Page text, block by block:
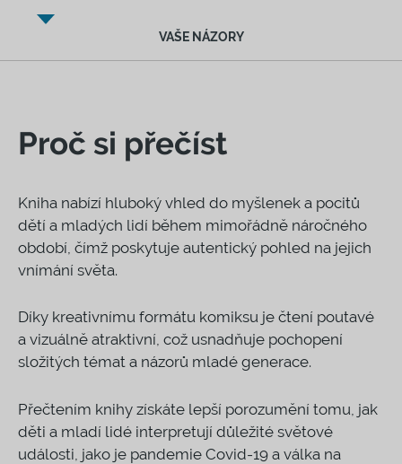
VAŠE NÁZORY
Proč si přečíst
Kniha nabízí hluboký vhled do myšlenek a pocitů
dětí a mladých lidí během mimořádně náročného
období, čímž poskytuje autentický pohled na jejich
vnímání světa.
Díky kreativnímu formátu komiksu je čtení poutavé
a vizuálně atraktivní, což usnadňuje pochopení
složitých témat a názorů mladé generace.
Přečtením knihy získáte lepší porozumění tomu, jak
děti a mladí lidé interpretují důležité světové
události, jako je pandemie Covid-19 a válka na